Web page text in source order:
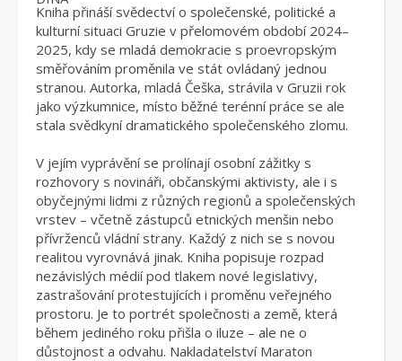
Kniha přináší svědectví o společenské, politické a
kulturní situaci Gruzie v přelomovém období 2024–
2025, kdy se mladá demokracie s proevropským
směřováním proměnila ve stát ovládaný jednou
stranou. Autorka, mladá Češka, strávila v Gruzii rok
jako výzkumnice, místo běžné terénní práce se ale
stala svědkyní dramatického společenského zlomu.
V jejím vyprávění se prolínají osobní zážitky s
rozhovory s novináři, občanskými aktivisty, ale i s
obyčejnými lidmi z různých regionů a společenských
vrstev – včetně zástupců etnických menšin nebo
přívrženců vládní strany. Každý z nich se s novou
realitou vyrovnává jinak. Kniha popisuje rozpad
nezávislých médií pod tlakem nové legislativy,
zastrašování protestujících i proměnu veřejného
prostoru. Je to portrét společnosti a země, která
během jediného roku přišla o iluze – ale ne o
důstojnost a odvahu. Nakladatelství Maraton